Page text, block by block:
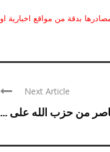
بدقة من مواقع اخبارية او
Next Article
من حزب الله على ...